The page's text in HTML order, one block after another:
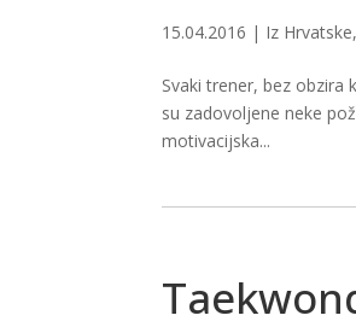
15.04.2016 | Iz Hrvatske,
Svaki trener, bez
su zadovoljene neke
motivacijska...